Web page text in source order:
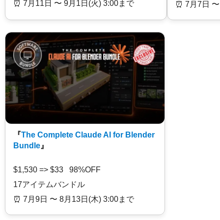
⏰️ 7月11日 〜 9月1日(火) 3:00まで
⏰️ 7月7日
『The Complete Claude AI for Blender
Bundle 』
$1,530 => $33 98%OFF
17アイテムバンドル
⏰️ 7月9日 〜 8月13日(木) 3:00まで